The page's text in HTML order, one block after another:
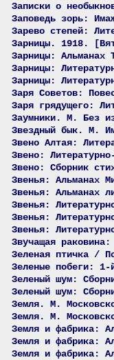
Записки о
Заповедь зорь:
Зарево степей:
Зарницы. 1918.
Зарницы: Альманах
Зарницы:
Зарницы:
Заря Советов:
Заря грядущего:
Заумники. М. Без
Звездный бык. М.
Звено Алтая:
Звено:
Звено: Сборник
Звенья: Альманах
Звенья: Альманах
Звенья:
Звенья:
Звенья:
Звучащая
Зеленая птичка /
Зеленые побеги: 1-
Зеленый шум:
Зеленый шум:
Земля. М.
Земля. М.
Земля и фабрика:
Земля и фабрика:
Земля и фабрика: